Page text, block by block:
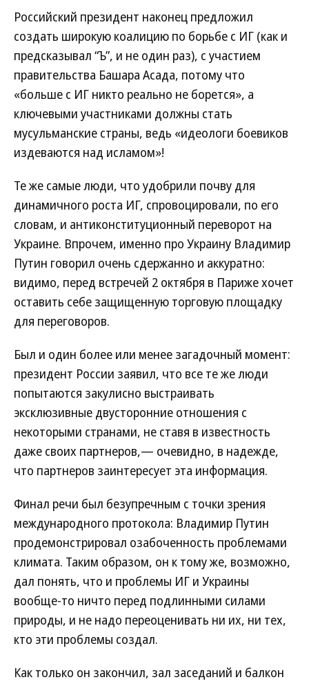
Российский президент наконец предложил
создать широкую коалицию по борьбе с ИГ (как и
предсказывал “Ъ”, и не один раз), с участием
правительства Башара Асада, потому что
«больше с ИГ никто реально не борется», а
ключевыми участниками должны стать
мусульманские страны, ведь «идеологи боевиков
издеваются над исламом»!
Те же самые люди, что удобрили почву для
динамичного роста ИГ, спровоцировали, по его
словам, и антиконституционный переворот на
Украине. Впрочем, именно про Украину Владимир
Путин говорил очень сдержанно и аккуратно:
видимо, перед встречей 2 октября в Париже хочет
оставить себе защищенную торговую площадку
для переговоров.
Был и один более или менее загадочный момент:
президент России заявил, что все те же люди
попытаются закулисно выстраивать
эксклюзивные двусторонние отношения с
некоторыми странами, не ставя в известность
даже своих партнеров,— очевидно, в надежде,
что партнеров заинтересует эта информация.
Финал речи был безупречным с точки зрения
международного протокола: Владимир Путин
продемонстрировал озабоченность проблемами
климата. Таким образом, он к тому же, возможно,
дал понять, что и проблемы ИГ и Украины
вообще-то ничто перед подлинными силами
природы, и не надо переоценивать ни их, ни тех,
кто эти проблемы создал.
Как только он закончил, зал заседаний и балкон